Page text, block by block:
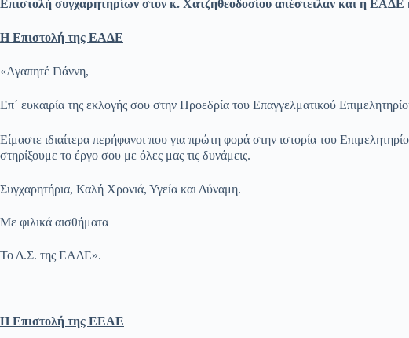
Επιστολή συγχαρητηρίων στον κ. Χατζηθεοδοσίου απέστειλαν και η
Η Επιστολή της ΕΑΔΕ
«Αγαπητέ Γιάννη,
Επ΄ ευκαιρία της εκλογής σου στην Προεδρία του Επαγγελματικού
Είμαστε ιδιαίτερα περήφανοι που για πρώτη φορά στην ιστορία του
στηρίξουμε το έργο σου με όλες μας τις δυνάμεις.
Συγχαρητήρια, Καλή Χρονιά, Υγεία και Δύναμη.
Με φιλικά αισθήματα
Το Δ.Σ. της ΕΑΔΕ».
Η Επιστολή της ΕΕΑΕ